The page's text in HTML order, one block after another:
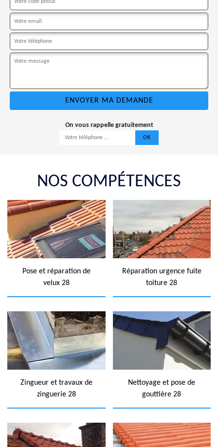
On vous rappelle gratuitement
NOS COMPÉTENCES
Pose et réparation de
velux 28
Réparation urgence fuite
toiture 28
Zingueur et travaux de
zinguerie 28
Nettoyage et pose de
gouttière 28